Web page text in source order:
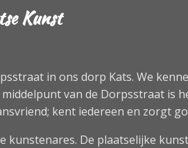
Kunst
in ons dorp Kats. We
van de Dorpsstraat is
kent iedereen en zorgt
De plaatselijke